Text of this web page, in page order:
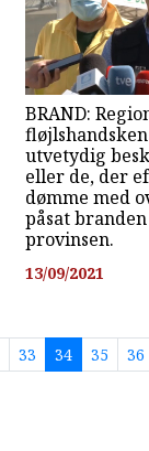
BRAND:
utvetydig
eller de, der
dømme med
påsat
provinsen.
13/09/2021
33 34 35
36